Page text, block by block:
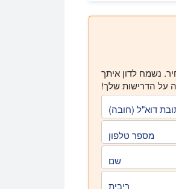
נשמח לדון איתך
על הדרישות שלך!
דוא"ל (חובה)
מספר טלפון
שם
ריבית